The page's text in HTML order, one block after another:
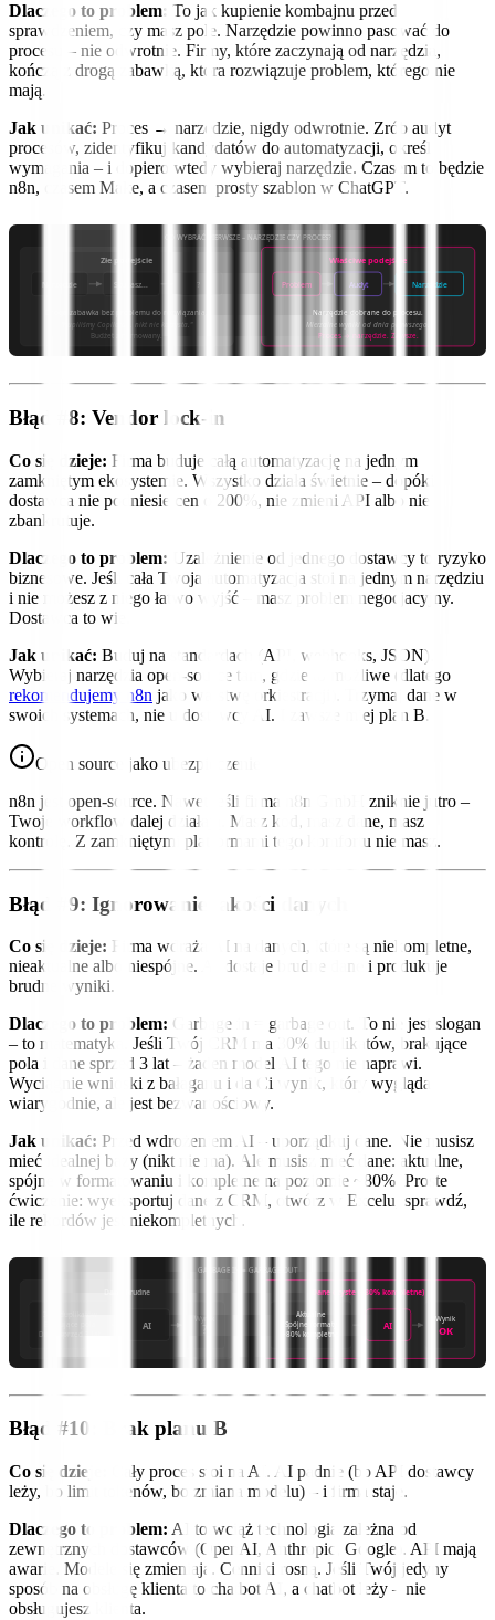
Dlaczego to problem: To jak kupienie kombajnu przed
sprawdzeniem, czy masz pole. Narzędzie powinno pasować do
procesu – nie odwrotnie. Firmy, które zaczynają od narzędzia,
kończą z drogą zabawką, która rozwiązuje problem, którego nie
mają.
Jak unikać: Proces → narzędzie, nigdy odwrotnie. Zrób audyt
procesów, zidentyfikuj kandydatów do automatyzacji, określ
wymagania – i dopiero wtedy wybieraj narzędzie. Czasem to będzie
n8n, czasem Make, a czasem prosty szablon w ChatGPT.
CO WYBRAĆ PIERWSZE – NARZĘDZIE CZY PROCES?
Złe podejście
Narzędzie Szukasz...
Droga zabawka bez problemu do rozwiązania.
"Kupiliśmy Copilota... nikt nie korzysta."
Budżet zmarnowany.
Właściwe podejście
Problem Audyt Narzędzie
Narzędzie dobrane do procesu.
Mierzalne wyniki od dnia pierwszego.
Proces → narzędzie. Zawsze.
Błąd #8: Vendor lock-in
Co się dzieje: Firma buduje całą automatyzację na jednym
zamkniętym ekosystemie. Wszystko działa świetnie – dopóki
dostawca nie podniesie cen o 200%, nie zmieni API albo nie
zbankrutuje.
Dlaczego to problem: Uzależnienie od jednego dostawcy to ryzyko
biznesowe. Jeśli cała Twoja automatyzacja stoi na jednym narzędziu
i nie możesz z niego łatwo wyjść – masz problem negocjacyjny.
Dostawca to wie.
Jak unikać: Buduj na standardach (API, webhooks, JSON).
Wybieraj narzędzia open-source tam, gdzie to możliwe (dlatego
rekomendujemy n8n jako warstwę orkiestracji). Trzymaj dane w
swoich systemach, nie u dostawcy AI. I zawsze miej plan B.
Open source jako ubezpieczenie
n8n jest open-source. Nawet jeśli firma n8n GmbH zniknie jutro –
Twoje workflow dalej działają. Masz kod, masz dane, masz
kontrolę. Z zamkniętymi platformami tego komfortu nie masz.
Błąd #9: Ignorowanie jakości danych
Co się dzieje: Firma wdraża AI na danych, które są niekompletne,
nieaktualne albo niespójne. AI dostaje brudne dane i produkuje
brudne wyniki.
Dlaczego to problem: Garbage in = garbage out. To nie jest slogan
– to matematyka. Jeśli Twój CRM ma 30% duplikatów, brakujące
pola i dane sprzed 3 lat – żaden model AI tego nie naprawi.
Wyciągnie wnioski z bałaganu i da Ci wynik, który wygląda
wiarygodnie, ale jest bezwartościowy.
Jak unikać: Przed wdrożeniem AI – uporządkuj dane. Nie musisz
mieć idealnej bazy (nikt nie ma). Ale musisz mieć dane: aktualne,
spójne w formatowaniu i kompletne na poziomie ~80%. Proste
ćwiczenie: wyeksportuj dane z CRM, otwórz w Excelu, sprawdź,
ile rekordów jest niekompletnych.
GARBAGE IN = GARBAGE OUT
Dane brudne
Dane sprzed 3 lat
AI
Wynik
Dane czyste (~80% kompletne)
Aktualne
Spójne formaty
~80% kompletne
AI
Wynik
OK
Błąd #10: Brak planu B
Co się dzieje:
Cały proces stoi na AI. AI padnie (bo API dostawcy
leży, bo limit tokenów, bo zmiana modelu) – i firma staje.
Dlaczego to problem: AI to wciąż technologia zależna od
zewnętrznych dostawców (OpenAI, Anthropic, Google). API mają
awarie. Modele się zmieniają. Cenniki rosną. Jeśli Twój jedyny
sposób na obsługę klienta to chatbot AI, a chatbot leży – nie
obsługujesz klienta.